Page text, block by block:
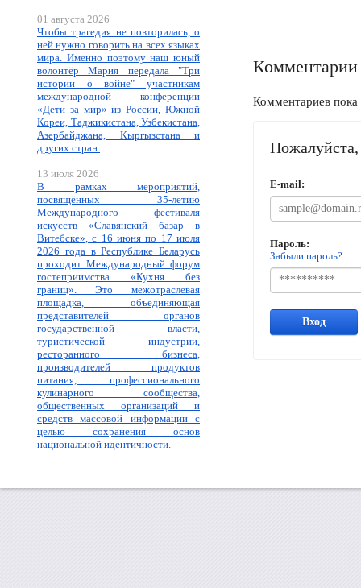
01 августа 2026
Чтобы трагедия не повторилась, о
ней нужно говорить на всех языках
мира. Именно поэтому наш юный
волонтёр Мария передала "Три
истории о войне" участникам
международной конференции
«Дети за мир» из России, Южной
Кореи, Таджикистана, Узбекистана,
Азербайджана, Кыргызстана и
других стран.
13 июля 2026
В рамках мероприятий,
посвящённых 35-летию
Международного фестиваля
искусств «Славянский базар в
Витебске», с 16 июня по 17 июля
2026 года в Республике Беларусь
проходит Международный форум
гостеприимства «Кухня без
границ». Это межотраслевая
площадка, объединяющая
представителей органов
государственной власти,
туристической индустрии,
ресторанного бизнеса,
производителей продуктов
питания, профессионального
кулинарного сообщества,
общественных организаций и
средств массовой информации с
целью сохранения основ
национальной идентичности.
Комментарии
Комментариев пока
Пожалуйста,
E-mail:
Пароль:
Забыли пароль?
Вход